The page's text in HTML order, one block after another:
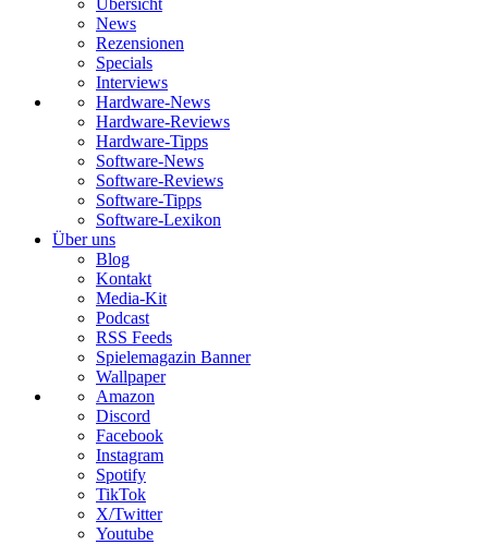
Übersicht
News
Rezensionen
Specials
Interviews
Hardware-News
Hardware-Reviews
Hardware-Tipps
Software-News
Software-Reviews
Software-Tipps
Software-Lexikon
Über uns
Blog
Kontakt
Media-Kit
Podcast
RSS Feeds
Spielemagazin Banner
Wallpaper
Amazon
Discord
Facebook
Instagram
Spotify
TikTok
X/Twitter
Youtube